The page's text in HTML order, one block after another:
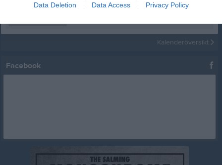
Data Deletion Data Access Privacy Policy
Fortsättningsgruppen Träning 24 aug, 17:30
Kalenderöversikt
Facebook